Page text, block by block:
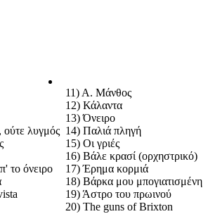
ούτε λυγμός
το όνειρο
11) Α. Μάνθος
12) Κάλαντα
13) Όνειρο
14) Παλιά πληγή
15) Οι γριές
16) Βάλε κρασί (ορχηστρικό)
17) Έρημα κορμιά
18) Βάρκα μου μπογιατισμένη
19) Άστρο του πρωινού
20) The guns of Brixton